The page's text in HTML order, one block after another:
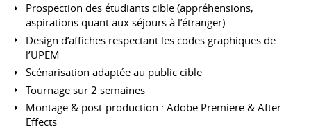
Prospection des étudiants cible (appréhensions,
aspirations quant aux séjours à l’étranger)
Design d’affiches respectant les codes graphiques de
l’UPEM
Scénarisation adaptée au public cible
Tournage sur 2 semaines
Montage & post-production : Adobe Premiere & After
Effects